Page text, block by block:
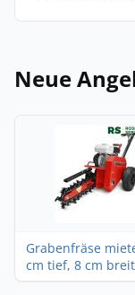
Neue
Grabenfräse
cm tief, 8 cm
Kabel und